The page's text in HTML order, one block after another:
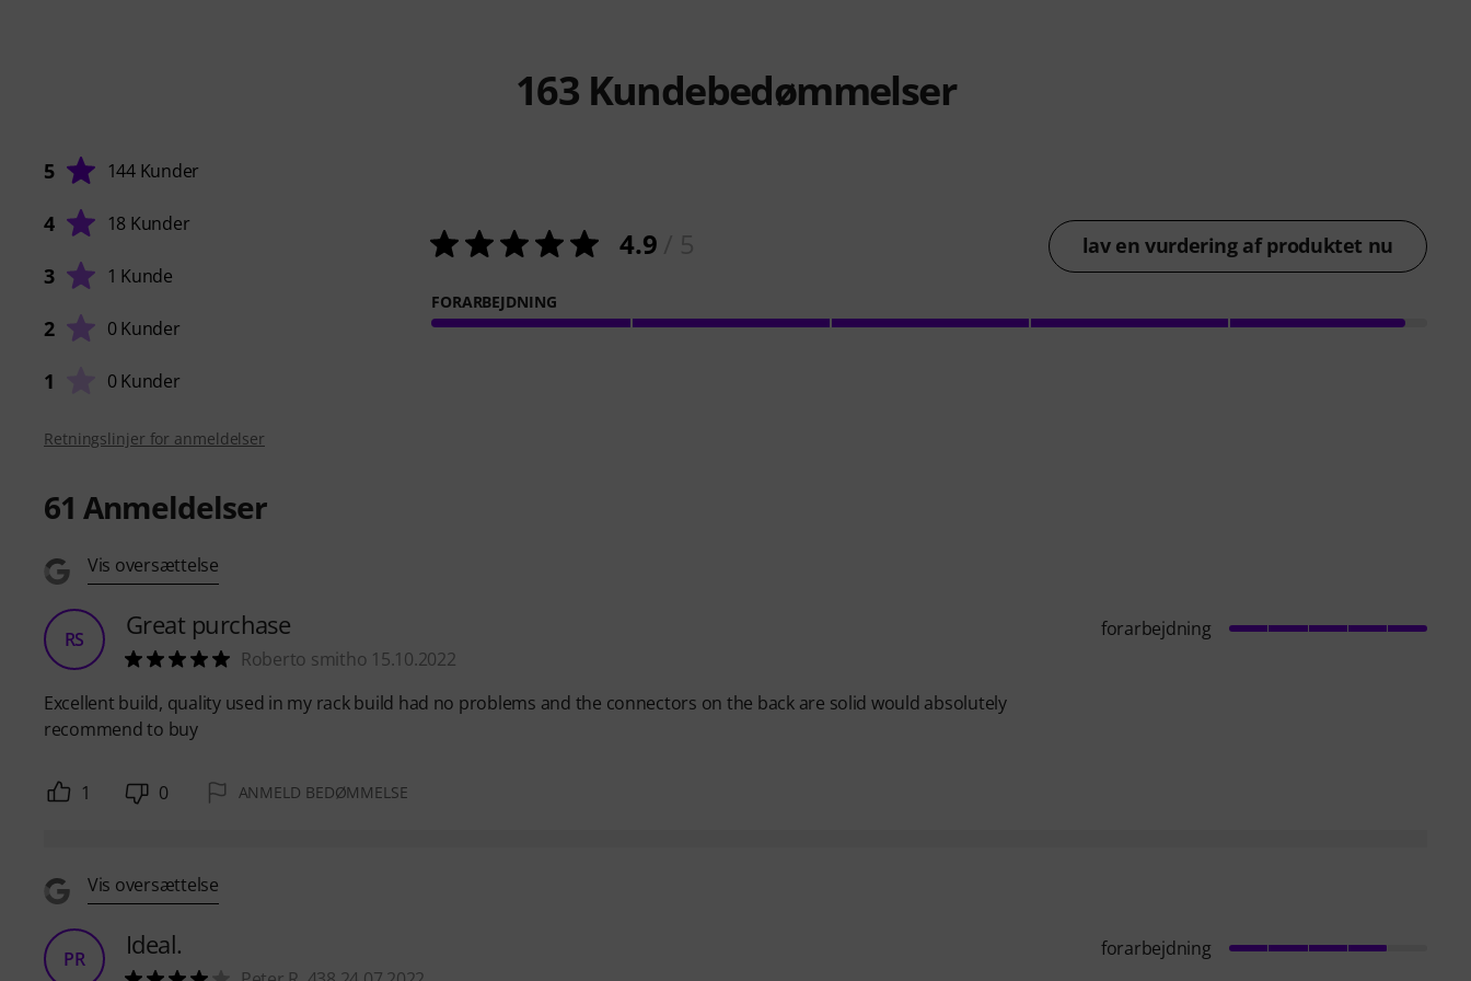
163 Kundebedømmelser
5 144 Kunder
4 18 Kunder
3 1 Kunde
2 0 Kunder
1 0 Kunder
4.9 lav en vurdering af produktet nu
FORARBEJDNING
Retningslinjer for anmeldelser
61 Anmeldelser
Vis oversættelse
RS Great purchase
Roberto smitho 15.10.2022
Excellent build, quality used in my rack build had no problems and the connectors on the back are solid would absolutely
recommend to buy
forarbejdning
1 0 ANMELD BEDØMMELSE
Vis oversættelse
PR Ideal. forarbejdning